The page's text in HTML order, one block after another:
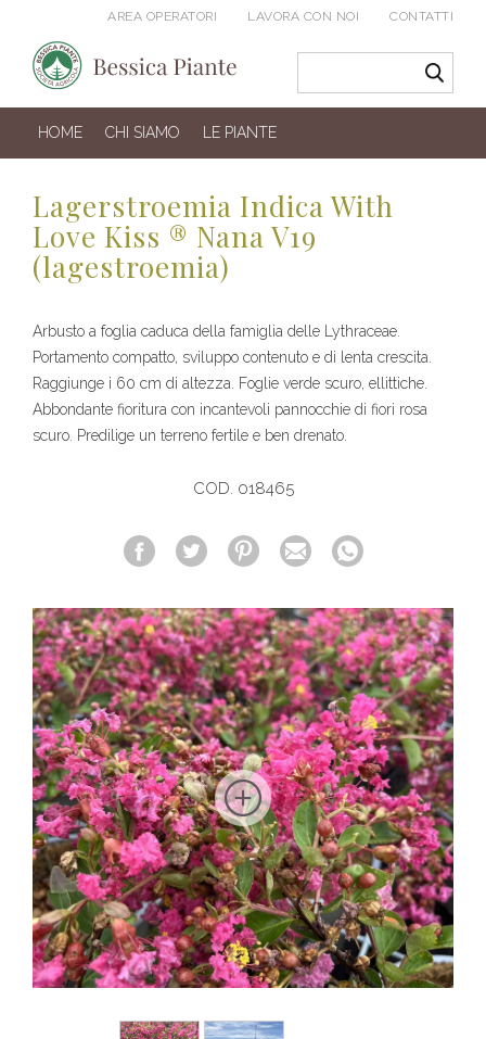
AREA OPERATORI LAVORA CON NOI CONTATTI
HOME CHI SIAMO LE PIANTE
Lagerstroemia Indica With
Love Kiss ® Nana V19
(lagestroemia)
Arbusto a foglia caduca della famiglia delle Lythraceae.
Portamento compatto, sviluppo contenuto e di lenta crescita.
Raggiunge i 60 cm di altezza. Foglie verde scuro, ellittiche.
Abbondante fioritura con incantevoli pannocchie di fiori rosa
scuro. Predilige un terreno fertile e ben drenato.
COD. 018465